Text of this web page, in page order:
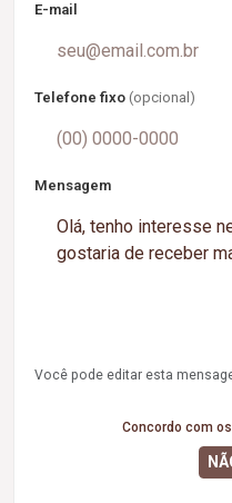
E-mail
Telefone fixo (opcional)
Mensagem
Você pode editar esta
Concordo com os